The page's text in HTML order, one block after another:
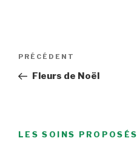
Navigation
l’article
Article
précédent
PRÉCÉDENT
Fleurs de Noël
LES SOINS PROPOSÉS